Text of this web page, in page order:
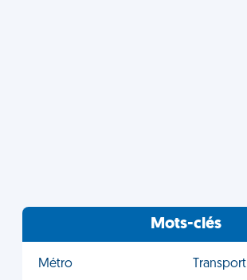
Mots-clés
Métro
Transport